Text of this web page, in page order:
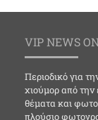
VIP NEWS
Περιοδικό για
χιούμορ από την
θέματα και
πλούσιο